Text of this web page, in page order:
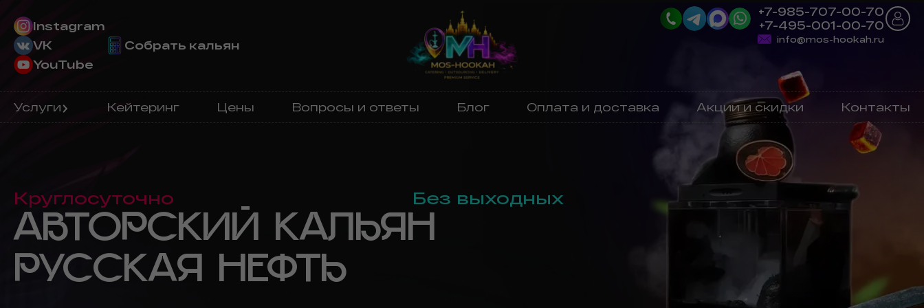
Instagram
VK
YouTube
Собрать кальян
+7-985-707-00-70
+7-495-001-00-70
info@mos-hookah.ru
Услуги Кейтеринг Цены Вопросы и ответы Блог Оплата и доставка Акции и скидки Контакты
Круглосуточно Без выходных